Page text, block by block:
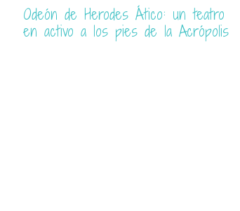
Odeón de Herodes Ático: un teatro
en activo a los pies de la Acrópolis